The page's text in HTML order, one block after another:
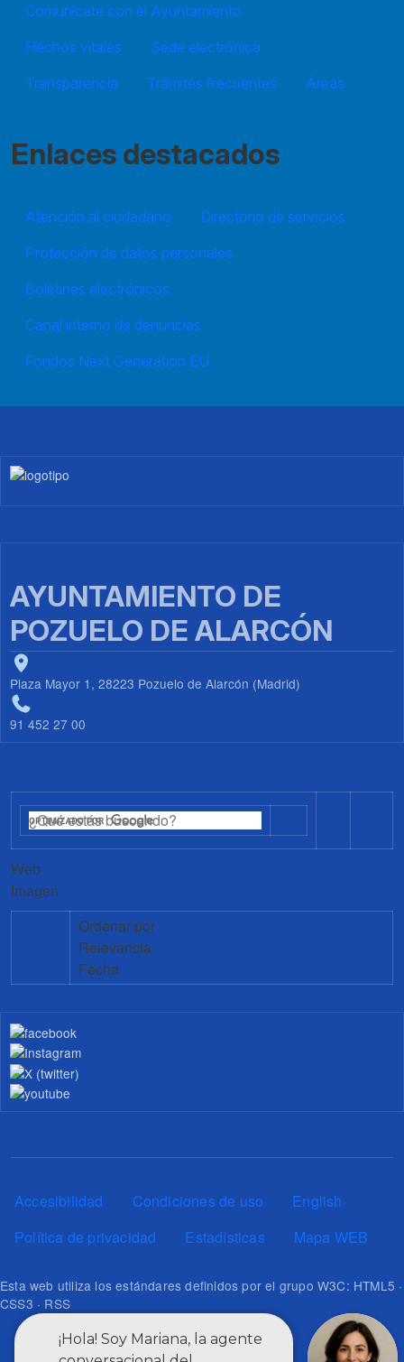
Comunícate con el Ayuntamiento
Hechos vitales
Sede electrónica
Transparencia
Trámites frecuentes Áreas
Enlaces destacados
Atención al ciudadano
Directorio de servicios
Protección de datos personales
Boletines electrónicos
Canal interno de denuncias
Fondos Next Generation EU
Imagen
AYUNTAMIENTO DE
POZUELO DE ALARCÓN
Plaza Mayor 1, 28223 Pozuelo de Alarcón (Madrid)
91 452 27 00
Web
Imagen
Ordenar por
Relevancia
Fecha
Pie de página
Accesibilidad Condiciones de uso
English
Política de privacidad
Estadísticas Mapa WEB
Esta web utiliza los estándares definidos por el grupo W3C: HTML5 ·
CSS3 · RSS